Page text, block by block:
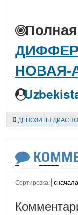
НОВАЯ-
Сортировка: